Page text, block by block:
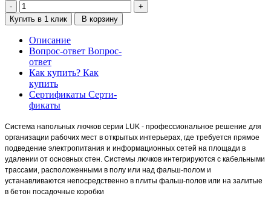
Купить в 1 клик В корзину
Описание
Вопрос-ответ Вопрос-
ответ
Как купить? Как
купить
Сертификаты Серти-
фикаты
Система напольных лючков серии LUK - профессиональное решение для
организации рабочих мест в открытых интерьерах, где требуется прямое
подведение электропитания и информационных сетей на площади в
удалении от основных стен. Системы лючков интегрируются с кабельными
трассами, расположенными в полу или над фальш-полом и
устанавливаются непосредственно в плиты фальш-полов или на залитые
в бетон посадочные коробки